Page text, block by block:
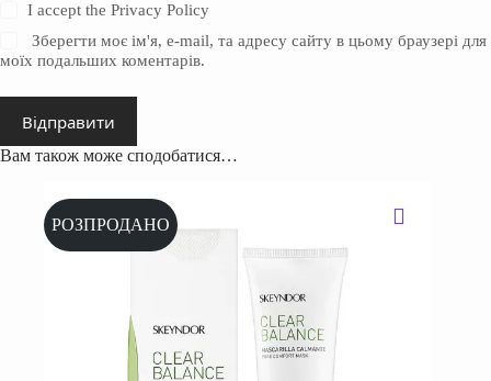
I accept thePrivacy Policy
Зберегти моє ім'я, e-mail, та адресу сайту в цьому браузері для
моїх подальших коментарів.
Відправити
Вам також може сподобатися…
РОЗПРОДАНО